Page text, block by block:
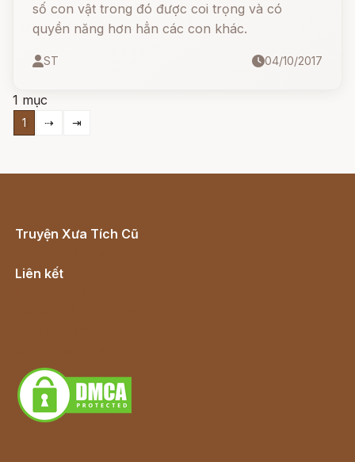
số con vật trong đó được coi trọng và có
quyền năng hơn hẳn các con khác.
ST 04/10/2017
1 mục
1 ⇢ ⇥
Truyện Xưa Tích Cũ
Liên kết